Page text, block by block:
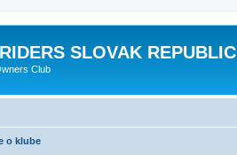
SLOVAK REPUBLIC
Club
o klube